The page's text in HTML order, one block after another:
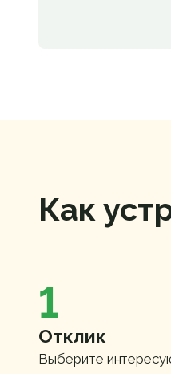
Как
1
Отклик
Выберите